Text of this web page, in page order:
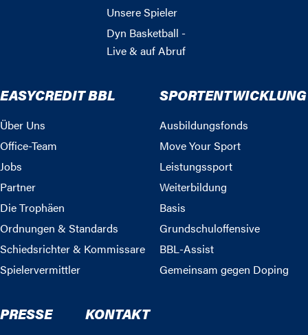
Unsere Spieler
Dyn Basketball -
Live & auf Abruf
EASYCREDIT BBL
Über Uns
Office-Team
Jobs
Partner
Die Trophäen
Ordnungen & Standards
Schiedsrichter & Kommissare
Spielervermittler
SPORTENTWICKLUNG
Ausbildungsfonds
Move Your Sport
Leistungssport
Weiterbildung
Basis
Grundschuloffensive
BBL-Assist
Gemeinsam gegen Doping
PRESSE KONTAKT